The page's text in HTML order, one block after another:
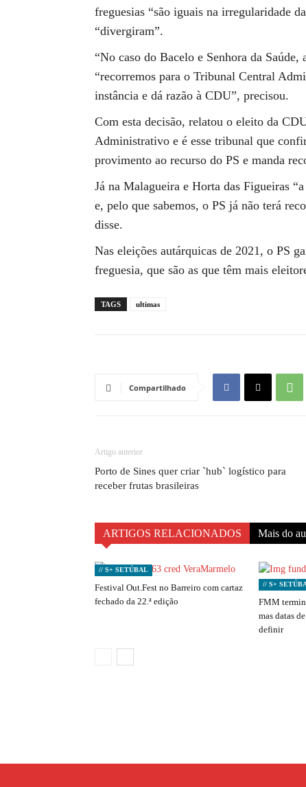
freguesias “são iguais na irregularidade
“divergiram”.
“No caso do Bacelo e Senhora da
“recorremos para o Tribunal Central
instância e dá razão à CDU”, precisou.
Com esta decisão, relatou o eleito da
Administrativo e é esse tribunal que
provimento ao recurso do PS e manda
Já na Malagueira e Horta das Figueiras
e, pelo que sabemos, o PS já não terá
disse.
Nas eleições autárquicas de 2021, o PS
freguesia, que são as que têm mais
TAGS ultimas
Compartilhado
Artigo anterior
Porto de Sines quer criar `hub` logístico para
receber frutas brasileiras
ARTIGOS RELACIONADOS Mais do
// S+ SETÚBAL
Festival Out.Fest no Barreiro com cartaz
fechado da 22.ª edição
// S+
FMM
mas datas
definir